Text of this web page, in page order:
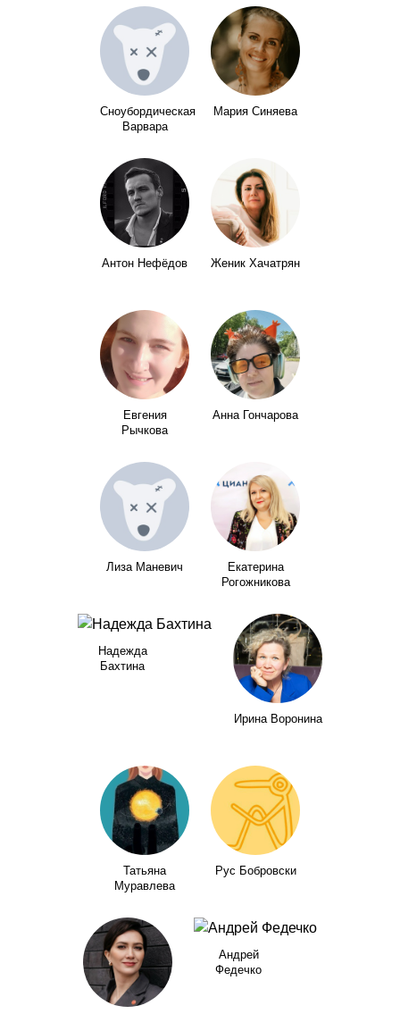
Сноубордическая
Варвара
Мария Синяева
Антон Нефёдов Женик Хачатрян
Евгения
Рычкова
Анна Гончарова
Лиза Маневич
Екатерина
Рогожникова
Надежда
Бахтина
Ирина Воронина
Татьяна
Муравлева
Рус Бобровски
Андрей
Федечко